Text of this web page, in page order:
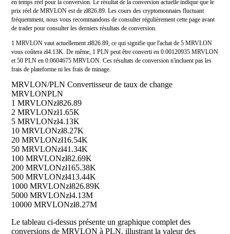
en temps réel pour la conversion. Le résultat de la conversion actuelle indique que le
prix réel de MRVLON est de zł826.89. Les cours des cryptomonnaies fluctuant
fréquemment, nous vous recommandons de consulter régulièrement cette page avant
de trader pour consulter les derniers résultats de conversion.
1 MRVLON vaut actuellement zł826.89, ce qui signifie que l'achat de 5 MRVLON
vous coûtera zł4.13K. De même, 1 PLN peut être converti en 0.00120935 MRVLON
et 50 PLN en 0.0604675 MRVLON. Ces résultats de conversion n'incluent pas les
frais de plateforme ni les frais de minage.
MRVLON/PLN Convertisseur de taux de change
MRVLONPLN
1 MRVLONzł826.89
2 MRVLONzł1.65K
5 MRVLONzł4.13K
10 MRVLONzł8.27K
20 MRVLONzł16.54K
50 MRVLONzł41.34K
100 MRVLONzł82.69K
200 MRVLONzł165.38K
500 MRVLONzł413.44K
1000 MRVLONzł826.89K
5000 MRVLONzł4.13M
10000 MRVLONzł8.27M
Le tableau ci-dessus présente un graphique complet des
conversions de MRVLON à PLN, illustrant la valeur des